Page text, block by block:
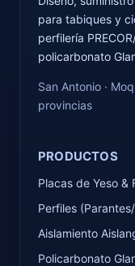
para tabiques y
perfilería
policarbonato
San Antonio ·
provincias
PRODUCTOS
Placas de Yeso &
Perfiles
Aislamiento
Policarbonato